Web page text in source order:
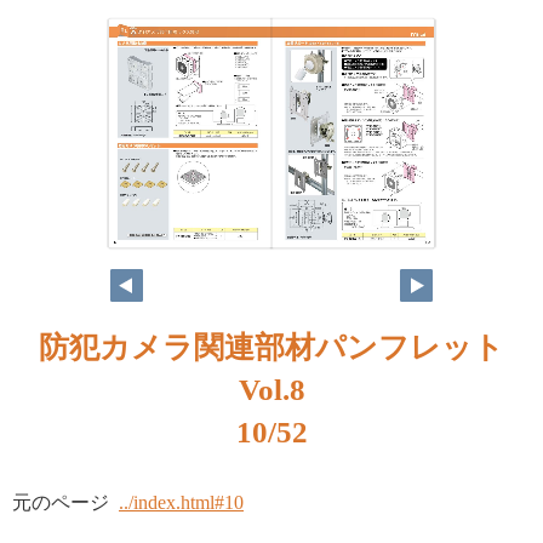
防犯カメラ関連部材パンフレット
Vol.8
10/52
元のページ ../index.html#10